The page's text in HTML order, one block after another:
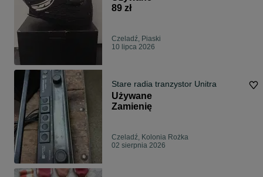
89 zł
Czeladź, Piaski
10 lipca 2026
Stare radia tranzystor Unitra
Używane
Zamienię
Czeladź, Kolonia Rożka
02 sierpnia 2026